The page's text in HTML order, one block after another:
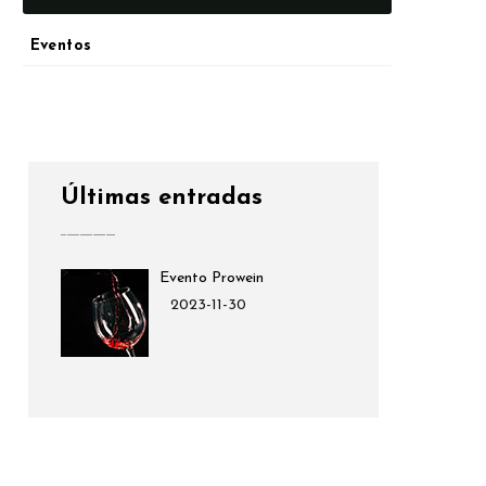
Eventos
Últimas entradas
Evento Prowein
2023-11-30